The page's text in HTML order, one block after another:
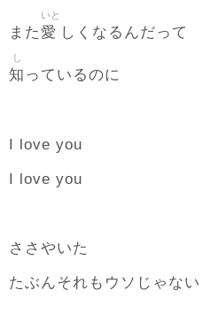
また愛
いと
しくなるんだって
知
し
っているのに
I love you
I love you
ささやいた
たぶんそれもウソじゃない